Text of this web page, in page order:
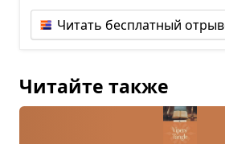
Читать бесплатный
Читайте также